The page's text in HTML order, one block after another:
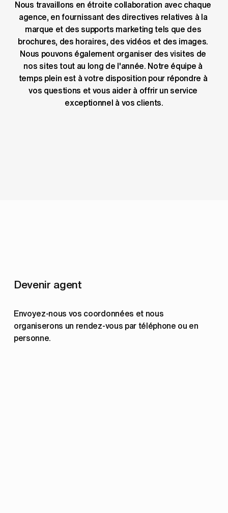
Nous travaillons en étroite collaboration avec chaque
agence, en fournissant des directives relatives à la
marque et des supports marketing tels que des
brochures, des horaires, des vidéos et des images.
Nous pouvons également organiser des visites de
nos sites tout au long de l'année. Notre équipe à
temps plein est à votre disposition pour répondre à
vos questions et vous aider à offrir un service
exceptionnel à vos clients.
Devenir agent
Envoyez-nous vos coordonnées et nous
organiserons un rendez-vous par téléphone ou en
personne.